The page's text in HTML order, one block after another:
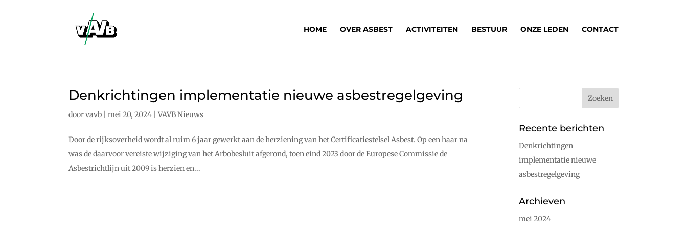
HOME OVER ASBEST ACTIVITEITEN BESTUUR ONZE LEDEN CONTACT
Denkrichtingen implementatie nieuwe asbestregelgeving
doorvavb |mei 20, 2024 |VAVB Nieuws
Door de rijksoverheid wordt al ruim 6 jaar gewerkt aan de herziening van het Certificatiestelsel Asbest. Op een haar na
was de daarvoor vereiste wijziging van het Arbobesluit afgerond, toen eind 2023 door de Europese Commissie de
Asbestrichtlijn uit 2009 is herzien en...
Recente berichten
Denkrichtingen
implementatie nieuwe
asbestregelgeving
Archieven
mei 2024